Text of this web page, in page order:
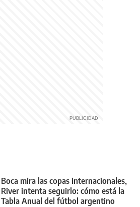
Boca mira las copas internacionales,
River intenta seguirlo: cómo está la
Tabla Anual del fútbol argentino